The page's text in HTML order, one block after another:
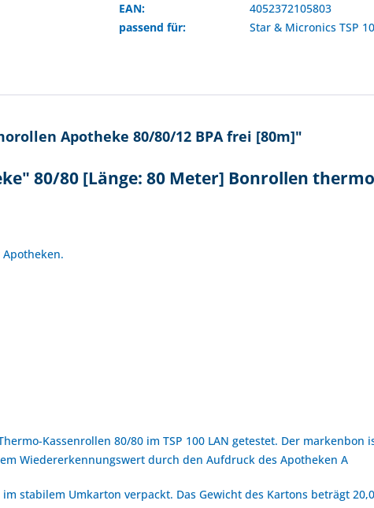
EAN:
4052372105803
passend für:
Star & Micronics TSP
Apotheke 80/80/12 BPA frei [80m]"
80/80 [Länge: 80 Meter] Bonrollen thermo
Kassenrollen 80/80 im TSP 100 LAN getestet. Der markenbon
Wiedererkennungswert durch den Aufdruck des Apotheken A
stabilem Umkarton verpackt. Das Gewicht des Kartons beträgt